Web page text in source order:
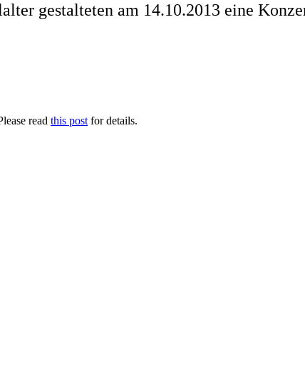
gestalteten am 14.10.2013 eine
read this post for details.